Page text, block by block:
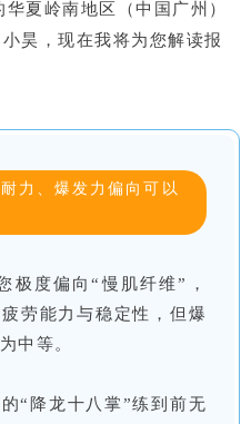
夏岭南地区（中国广州）
昊，现在我将为您解读报
力、爆发力偏向可以
极度偏向“慢肌纤维”，
劳能力与稳定性，但爆
中等。
“降龙十八掌”练到前无